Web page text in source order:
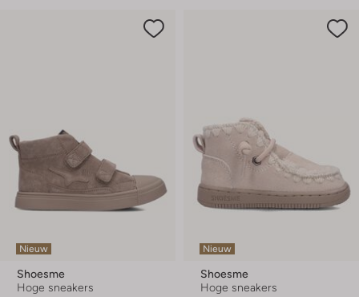
Nieuw
Shoesme
Hoge sneakers
Nieuw
Shoesme
Hoge sneakers